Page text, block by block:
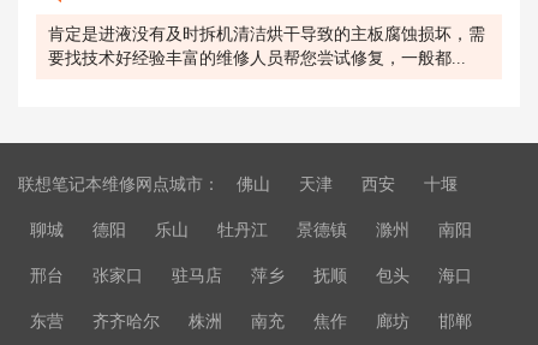
肯定是进液没有及时拆机清洁烘干导致的主板腐蚀损坏，需
要找技术好经验丰富的维修人员帮您尝试修复，一般都...
联想笔记本维修网点城市： 佛山 天津 西安 十堰
聊城 德阳 乐山 牡丹江 景德镇 滁州 南阳
邢台 张家口 驻马店 萍乡 抚顺 包头 海口
东营 齐齐哈尔 株洲 南充 焦作 廊坊 邯郸